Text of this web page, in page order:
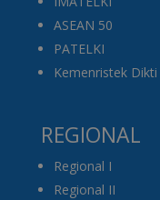
ASEAN 50
PATELKI
Kemenristek Dikti
REGIONAL
Regional I
Regional II